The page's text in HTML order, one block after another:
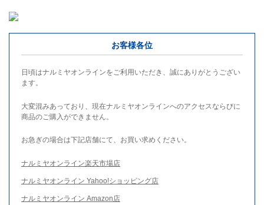
お客様各位
日頃はナルミヤオンラインをご利用いただき、誠にありがとうござい
ます。
大変混みあっており、現在ナルミヤオンラインへのアクセスならびに
商品のご購入ができません。
お急ぎの場合は下記店舗にて、お買い求めください。
ナルミヤオンライン楽天市場店
ナルミヤオンライン Yahoo!ショッピング店
ナルミヤオンライン Amazon店